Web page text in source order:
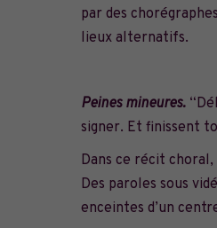
par des
lieux alternatifs.
Peines mineures.
signer. Et finissent
Dans ce récit choral,
Des paroles sous
enceintes d’un